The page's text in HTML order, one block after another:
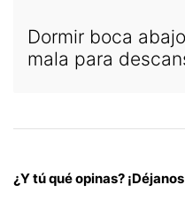
Dormir boca
mala para
¿Y tú qué opinas?